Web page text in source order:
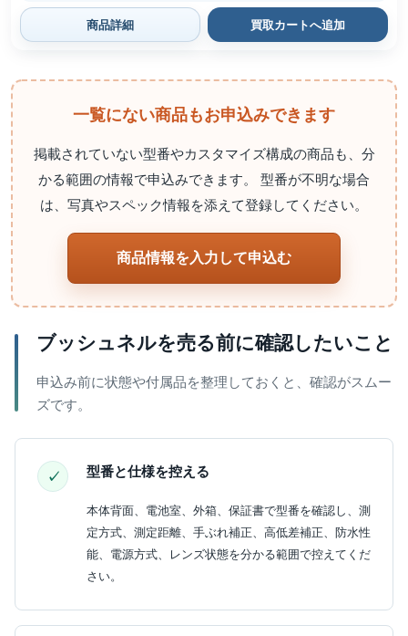
商品詳細 買取カートへ追加
一覧にない商品もお申込みできます
掲載されていない型番やカスタマイズ構成の商品も、分
かる範囲の情報で申込みできます。 型番が不明な場合
は、写真やスペック情報を添えて登録してください。
商品情報を入力して申込む
ブッシュネルを売る前に確認したいこと
申込み前に状態や付属品を整理しておくと、確認がスムー
ズです。
型番と仕様を控える
本体背面、電池室、外箱、保証書で型番を確認し、測
定方式、測定距離、手ぶれ補正、高低差補正、防水性
能、電源方式、レンズ状態を分かる範囲で控えてくだ
さい。